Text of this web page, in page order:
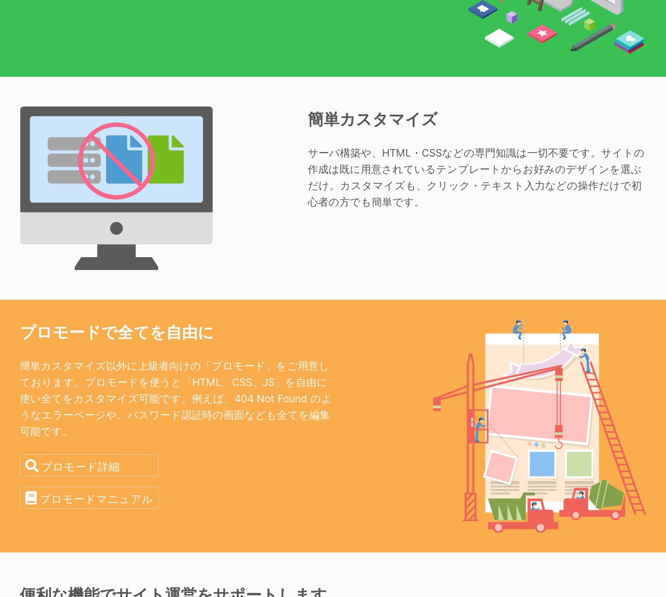
簡単カスタマイズ
サーバ構築や、HTML・CSSなどの専門知識は一切不要です。サイトの
作成は既に用意されているテンプレートからお好みのデザインを選ぶ
だけ。カスタマイズも、クリック・テキスト入力などの操作だけで初
心者の方でも簡単です。
プロモードで全てを自由に
簡単カスタマイズ以外に上級者向けの「プロモード」をご用意し
ております。プロモードを使うと「HTML、CSS、JS」を自由に
使い全てをカスタマイズ可能です。例えば、404 Not Found のよ
うなエラーページや、パスワード認証時の画面なども全てを編集
可能です。
プロモード詳細
プロモードマニュアル